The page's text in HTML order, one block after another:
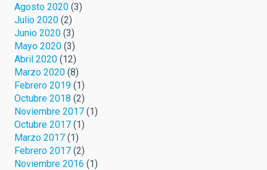
Agosto 2020 (3)
Julio 2020 (2)
Junio 2020 (3)
Mayo 2020 (3)
Abril 2020 (12)
Marzo 2020 (8)
Febrero 2019 (1)
Octubre 2018 (2)
Noviembre 2017 (1)
Octubre 2017 (1)
Marzo 2017 (1)
Febrero 2017 (2)
Noviembre 2016 (1)